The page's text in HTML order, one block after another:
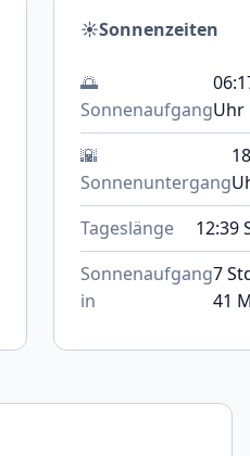
☀️Sonnenzeiten
🌅
SonnenaufgangUhr
🌇
Sonnenuntergang
Tageslänge
12:39
Sonnenaufgang
in
7
41